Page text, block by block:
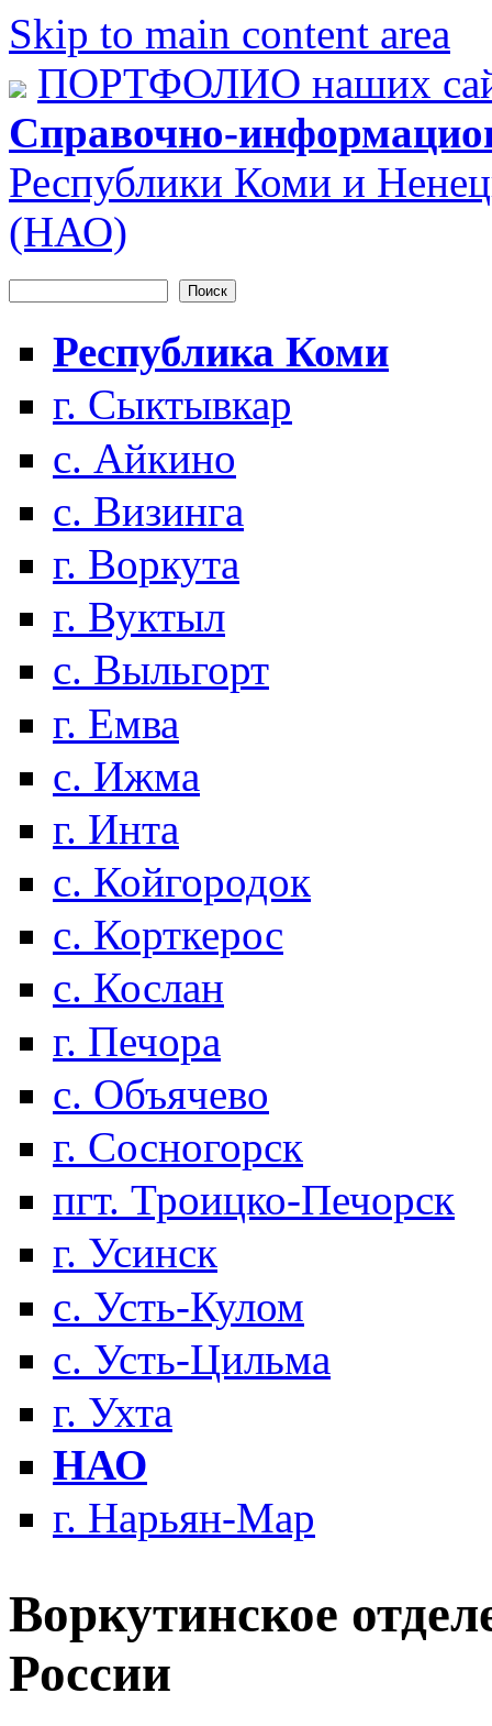
Skip to main content area
ПОРТФОЛИО наших
Справочно-
Республики Коми и
(НАО)
Форма поиска
Республика Коми
г. Сыктывкар
с. Айкино
с. Визинга
г. Воркута
г. Вуктыл
с. Выльгорт
г. Емва
с. Ижма
г. Инта
с. Койгородок
с. Корткерос
с. Кослан
г. Печора
с. Объячево
г. Сосногорск
пгт. Троицко-Печорск
г. Усинск
с. Усть-Кулом
с. Усть-Цильма
г. Ухта
НАО
г. Нарьян-Мар
Воркутинское
России